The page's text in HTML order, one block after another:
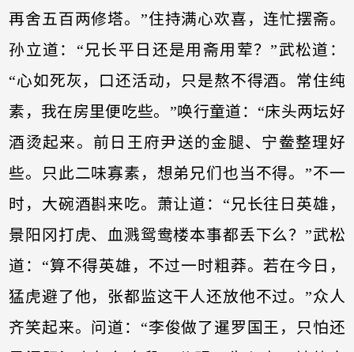
再舍五百两修塔。”住持满心欢喜，连忙摆斋。
孙立道：“兄长平日还是用斋用荤？”武松道：
“心如死灰，口还活动，只是熬不得酒。常住纯
素，我在房里便吃些。”唤行童道：“床头两坛好
酒烫起来。前日王府尹送的金腿、宁鲞整理好
些。只此二味寡素，想弟兄们也当不得。”不一
时，大碗酒斟来吃。萧让道：“兄长往日英雄，
景阳冈打虎、血溅鸳鸯楼本事都丢下么？”武松
道：“算不得英雄，不过一时粗莽。若在今日，
猛虎避了他，张都监这干人还放他不过。”众人
齐笑起来。问道：“李俊做了暹罗国王，只怕还